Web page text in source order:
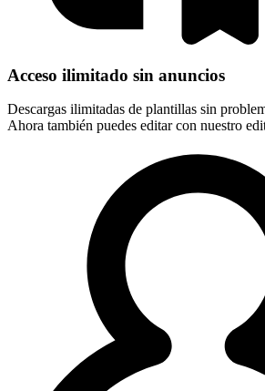
Acceso ilimitado sin anuncios
Descargas ilimitadas de plantillas sin
Ahora también puedes editar con nuestro